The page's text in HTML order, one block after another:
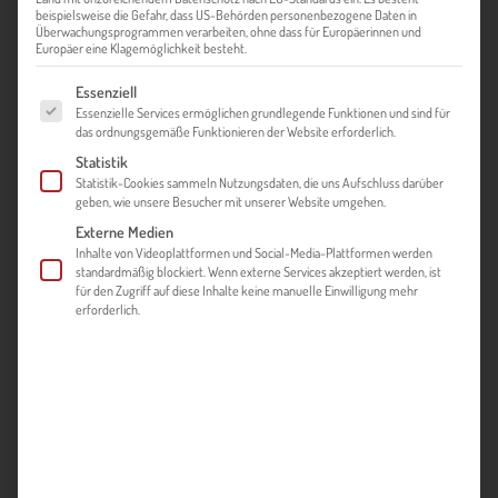
MACHEN SIE UNSEREN EMERGING MARKETS FIT
CHECK!
Wussten Sie, dass viele gute Ideen und Exportvorhaben
bereits daran scheitern, dass die eigenen Kapazitäten
und Ressourcen falsch eingeschätzt werden – und der
beispielsweise die Gefahr, dass US-Behörden personenbezogene Daten in
Überwachungsprogrammen verarbeiten, ohne dass für Europäerinnen und
Europäer eine Klagemöglichkeit besteht.
Es folgt eine Liste der Service-Gruppen, für die eine Einwilligung
Essenziell
Essenzielle Services ermöglichen grundlegende Funktionen und sind für
das ordnungsgemäße Funktionieren der Website erforderlich.
Statistik
Statistik-Cookies sammeln Nutzungsdaten, die uns Aufschluss darüber
geben, wie unsere Besucher mit unserer Website umgehen.
Externe Medien
Inhalte von Videoplattformen und Social-Media-Plattformen werden
standardmäßig blockiert. Wenn externe Services akzeptiert werden, ist
für den Zugriff auf diese Inhalte keine manuelle Einwilligung mehr
erforderlich.